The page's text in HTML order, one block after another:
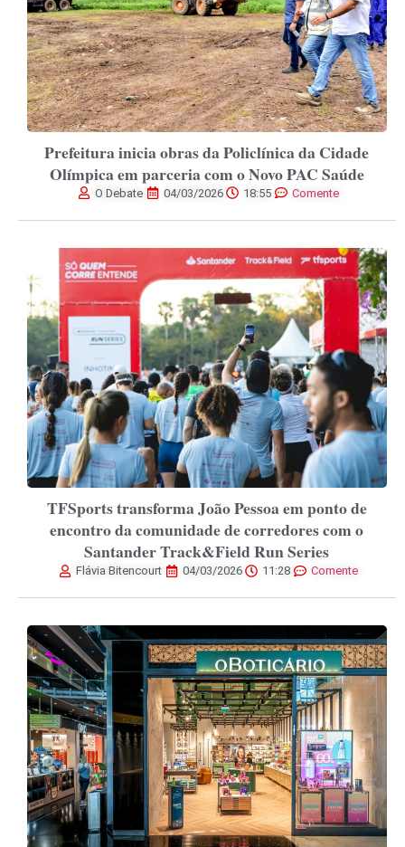
Prefeitura inicia obras da Policlínica da Cidade
Olímpica em parceria com o Novo PAC Saúde
O Debate 04/03/2026 18:55 Comente
TFSports transforma João Pessoa em ponto de
encontro da comunidade de corredores com o
Santander Track&Field Run Series
Flávia Bitencourt 04/03/2026 11:28 Comente